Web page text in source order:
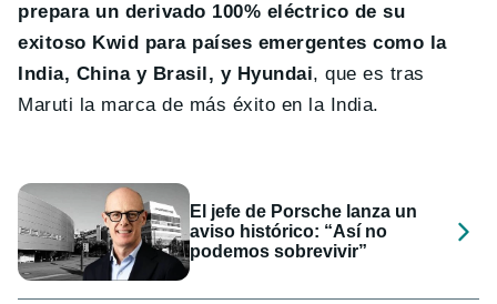
prepara un derivado 100% eléctrico de su
exitoso Kwid para países emergentes como la
India, China y Brasil, y Hyundai, que es tras
Maruti la marca de más éxito en la India.
El jefe de Porsche lanza un
aviso histórico: “Así no
podemos sobrevivir”